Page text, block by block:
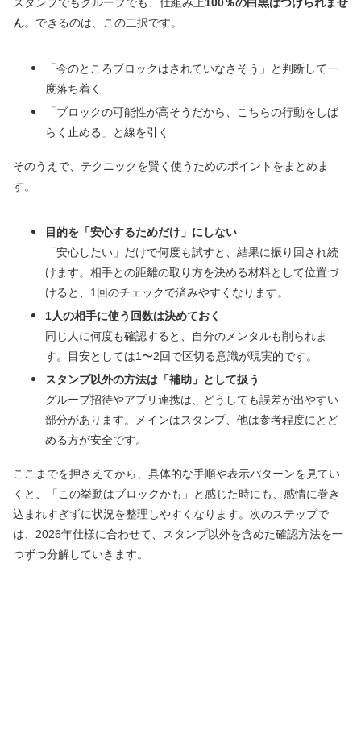
ん。できるのは、この二択です。
「今のところブロックはされていなさそう」と判断して一
度落ち着く
「ブロックの可能性が高そうだから、こちらの行動をしば
らく止める」と線を引く
そのうえで、テクニックを賢く使うためのポイントをまとめま
す。
目的を「安心するためだけ」にしない
「安心したい」だけで何度も試すと、結果に振り回され続
けます。相手との距離の取り方を決める材料として位置づ
けると、1回のチェックで済みやすくなります。
1人の相手に使う回数は決めておく
同じ人に何度も確認すると、自分のメンタルも削られま
す。目安としては1〜2回で区切る意識が現実的です。
スタンプ以外の方法は「補助」として扱う
グループ招待やアプリ連携は、どうしても誤差が出やすい
部分があります。メインはスタンプ、他は参考程度にとど
める方が安全です。
ここまでを押さえてから、具体的な手順や表示パターンを見てい
くと、「この挙動はブロックかも」と感じた時にも、感情に巻き
込まれすぎずに状況を整理しやすくなります。次のステップで
は、2026年仕様に合わせて、スタンプ以外を含めた確認方法を一
つずつ分解していきます。